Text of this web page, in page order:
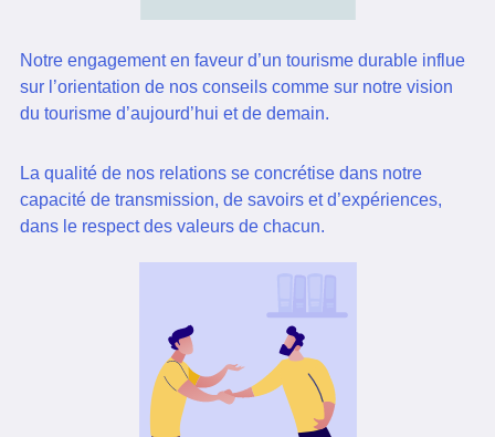
Notre engagement en faveur d’un tourisme durable influe
sur l’orientation de nos conseils comme sur notre vision
du tourisme d’aujourd’hui et de demain.
La qualité de nos relations se concrétise dans notre
capacité de transmission, de savoirs et d’expériences,
dans le respect des valeurs de chacun.